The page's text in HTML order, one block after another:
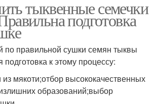
тыквенные семечки
подготовка
по правильной сушки семян тыквы
подготовка к этому процессу:
мякоти;отбор высококачественных
образований;выбор